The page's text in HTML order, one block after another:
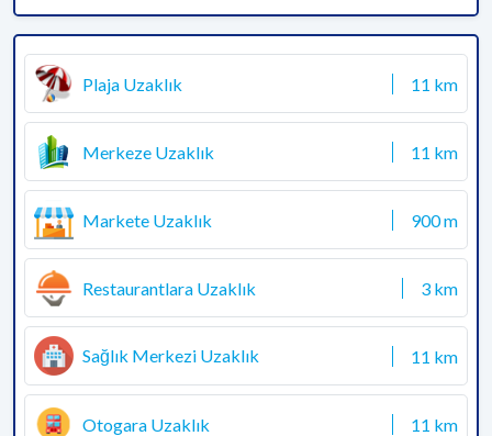
Plaja Uzaklık 11 km
Merkeze Uzaklık 11 km
Markete Uzaklık 900 m
Restaurantlara Uzaklık 3 km
Sağlık Merkezi Uzaklık 11 km
Otogara Uzaklık 11 km